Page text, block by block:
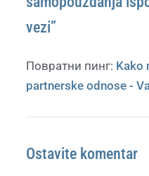
vezi”
Повратни пинг: Kako
partnerske odnose -
Ostavite komentar